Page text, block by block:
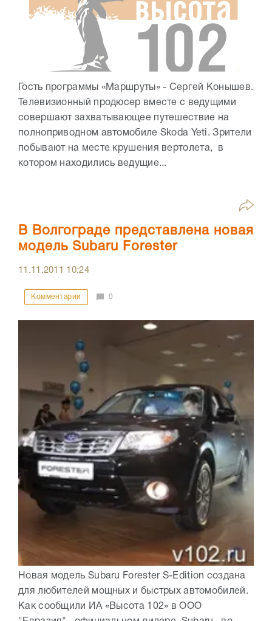
Гость программы «Маршруты» - Сергей Конышев.
Телевизионный продюсер вместе с ведущими
совершают захватывающее путешествие на
полноприводном автомобиле Skoda Yeti. Зрители
побывают на месте крушения вертолета, в
котором находились ведущие...
В Волгограде представлена новая
модель Subaru Forester
11.11.2011 10:24
Комментарии 0
Новая модель Subaru Forester S-Edition создана
для любителей мощных и быстрых автомобилей.
Как сообщили ИА «Высота 102» в OOO